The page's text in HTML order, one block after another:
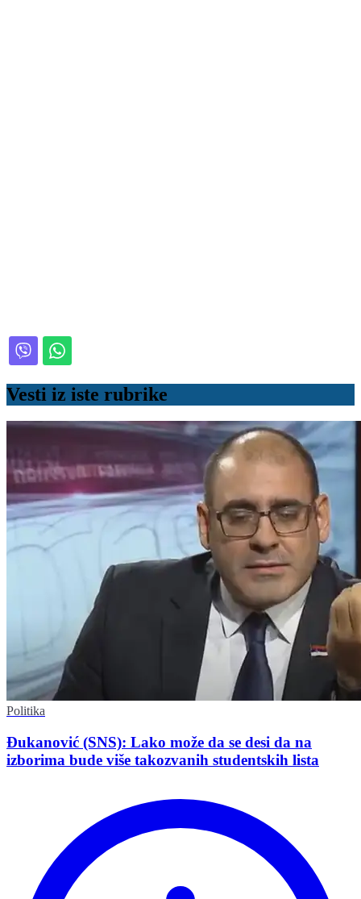
Vesti iz iste rubrike
Politika
Đukanović (SNS): Lako može da se desi da na
izborima bude više takozvanih studentskih lista